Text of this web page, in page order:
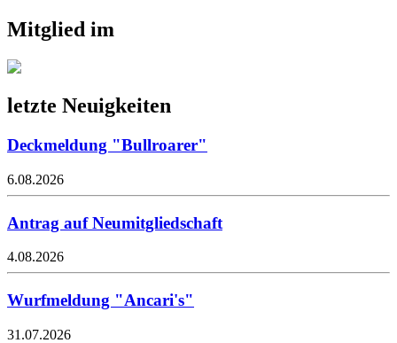
Mitglied im
letzte Neuigkeiten
Deckmeldung "Bullroarer"
6.08.2026
Antrag auf Neumitgliedschaft
4.08.2026
Wurfmeldung "Ancari's"
31.07.2026